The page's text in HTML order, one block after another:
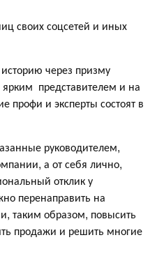
своих соцсетей и иных
через призму
представителем и на
профи и эксперты состоят в
руководителем,
а от себя лично,
отклик у
перенаправить на
таким образом, повысить
продажи и решить многие